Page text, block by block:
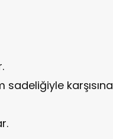
karşısına